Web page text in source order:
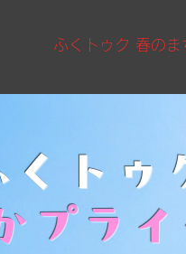
ふくトゥク 春のま
トゥ
プラ